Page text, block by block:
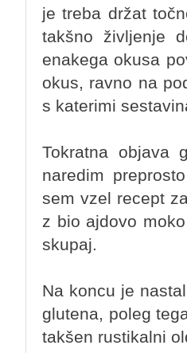
je treba držat
takšno življenje
enakega okusa
okus, ravno na
s katerimi
Tokratna
naredim
sem vzel recept
z bio ajdovo
skupaj.
Na koncu je
glutena, poleg
takšen rustikalni